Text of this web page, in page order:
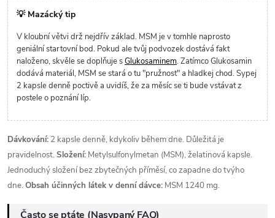
💡 Mazácký tip
V kloubní větvi drž nejdřív základ. MSM je v tomhle naprosto
geniální startovní bod. Pokud ale tvůj podvozek dostává fakt
naloženo, skvěle se doplňuje sGlukosaminem. Zatímco Glukosamin
dodává materiál, MSM se stará o tu "pružnost" a hladkej chod. Sypej
2 kapsle denně poctivě a uvidíš, že za měsíc se ti bude vstávat z
postele o poznání líp.
Dávkování: 2 kapsle denně, kdykoliv během dne. Důležitá je
pravidelnost.Složení: Metylsulfonylmetan (MSM), želatinová kapsle.
Jednoduchý složení bez zbytečných příměsí, co zapadne do tvýho
dne.Obsah účinných látek v denní dávce: MSM 1240 mg.
Často se ptáte (Nasypaný FAQ)